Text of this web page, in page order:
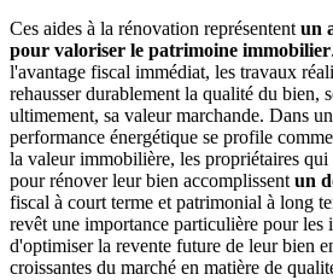
Ces aides à la rénovation représentent un
pour valoriser le patrimoine immobilier
l'avantage fiscal immédiat, les travaux
rehausser durablement la qualité du bien,
ultimement, sa valeur marchande. Dans
performance énergétique se profile
la valeur immobilière, les propriétaires
pour rénover leur bien accomplissent un
fiscal à court terme et patrimonial à long
revêt une importance particulière pour les
d'optimiser la revente future de leur bien
croissantes du marché en matière de